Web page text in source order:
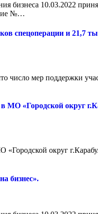
бизнеса 10.03.2022
№…
и 21,7
мер поддержки
МО «Городской округ
округ
бизнес».